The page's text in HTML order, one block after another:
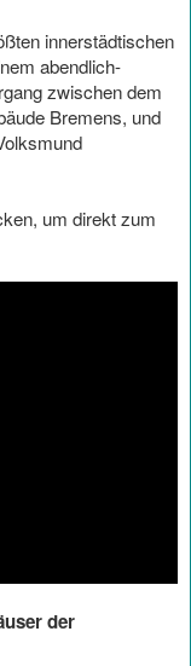
innerstädtischen
abendlich-
zwischen dem
Bremens, und
um direkt zum
der